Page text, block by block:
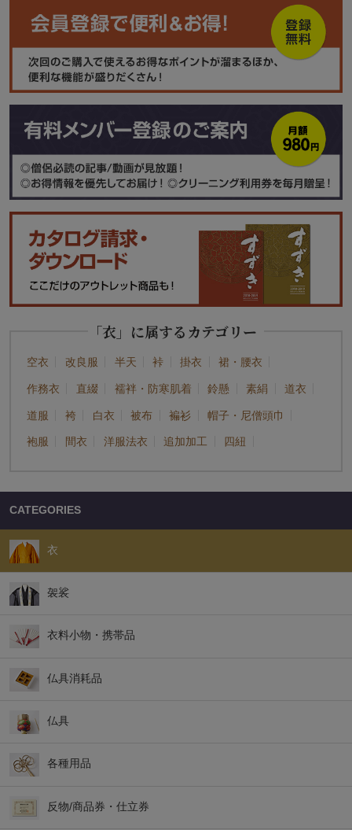
「衣」に属するカテゴリー
空衣 改良服 半天 裃 掛衣 裙・腰衣
作務衣 直綴 襦袢・防寒肌着 鈴懸 素絹 道衣
道服 袴 白衣 被布 褊衫 帽子・尼僧頭巾
袍服 間衣 洋服法衣 追加加工 四紐
CATEGORIES
衣
袈裟
衣料小物・携帯品
仏具消耗品
仏具
各種用品
反物/商品券・仕立券